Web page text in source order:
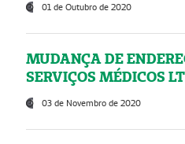
01 de Outubro de 2020
MUDANÇA DE
SERVIÇOS MÉDICOS
03 de Novembro de 2020